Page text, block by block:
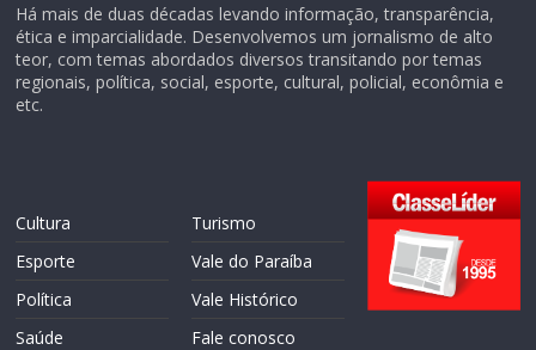
Há mais de duas décadas levando informação, transparência,
ética e imparcialidade. Desenvolvemos um jornalismo de alto
teor, com temas abordados diversos transitando por temas
regionais, política, social, esporte, cultural, policial, econômia e
etc.
Cultura
Esporte
Política
Saúde
Turismo
Vale do Paraíba
Vale Histórico
Fale conosco